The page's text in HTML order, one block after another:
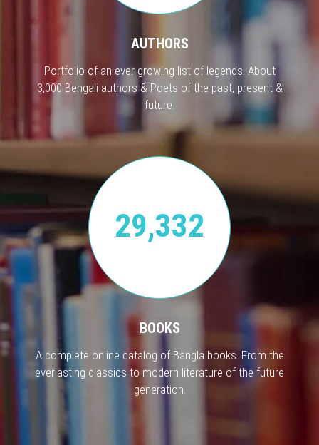
AUTHORS
Portfolio of an ever growing list of legends. About
3,000 Bengali authors & Poets of the past, present &
future.
29,332
BOOKS
A complete online catalog of Bangla books. From the
everlasting classics to modern literature of the future
generation.